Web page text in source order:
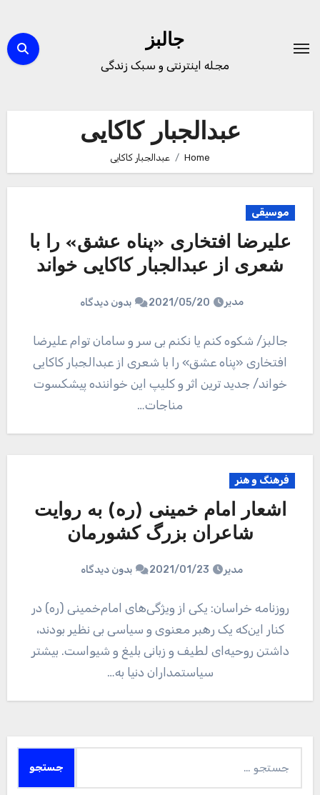
content
جالبز
مجله اینترنتی و سبک زندگی
عبدالجبار کاکایی
Home عبدالجبار کاکایی
موسیقی
علیرضا افتخاری «پناه عشق» را با
شعری از عبدالجبار کاکایی خواند
مدیر 2021/05/20 بدون دیدگاه
جالبز/ شکوه کنم یا نکنم بی سر و سامان توام علیرضا
افتخاری «پناه عشق» را با شعری از عبدالجبار کاکایی
خواند/ جدید ترین اثر و کلیپ این خواننده پیشکسوت
مناجات…
فرهنگ و هنر
اشعار امام خمینی (ره) به روایت
شاعران بزرگ کشورمان
مدیر 2021/01/23 بدون دیدگاه
روزنامه خراسان: یکی از ویژگی‌های امام‌خمینی (ره) در
کنار این‌که یک رهبر معنوی و سیاسی بی نظیر بودند،
داشتن روحیه‌ای لطیف و زبانی بلیغ و شیواست. بیشتر
سیاستمداران دنیا به…
برای: